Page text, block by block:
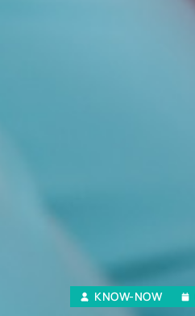
KNOW-NOW